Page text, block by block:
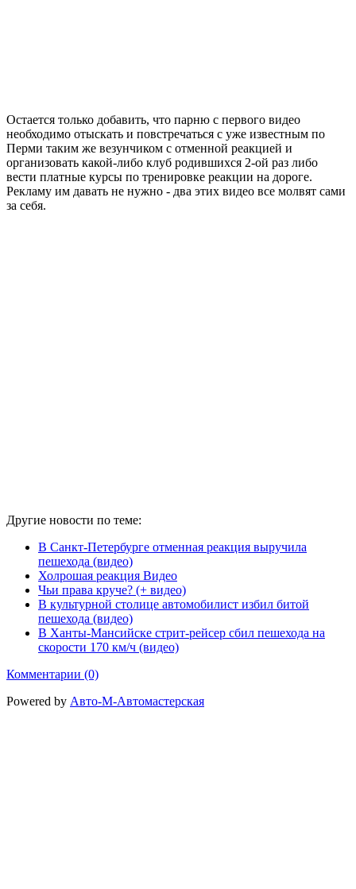
Остается только добавить, что парню с первого видео
необходимо отыскать и повстречаться с уже известным по
Перми таким же везунчиком с отменной реакцией и
организовать какой-либо клуб родившихся 2-ой раз либо
вести платные курсы по тренировке реакции на дороге.
Рекламу им давать не нужно - два этих видео все молвят сами
за себя.
Другие новости по теме:
В Санкт-Петербурге отменная реакция выручила
пешехода (видео)
Холрошая реакция Видео
Чьи права круче? (+ видео)
В культурной столице автомобилист избил битой
пешехода (видео)
В Ханты-Мансийске стрит-рейсер сбил пешехода на
скорости 170 км/ч (видео)
Комментарии (0)
Powered by Авто-М-Автомастерская